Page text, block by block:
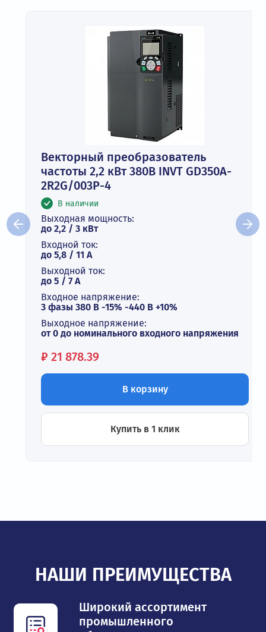
Векторный преобразователь
частоты 2,2 кВт 380В INVT GD350A-
2R2G/003P-4
В наличии
Выходная мощность:
до 2,2 / 3 кВт
Входной ток:
до 5,8 / 11 А
Выходной ток:
до 5 / 7 A
Входное напряжение:
3 фазы 380 В -15% -440 В +10%
Выходное напряжение:
от 0 до номинального входного напряжения
Цена:
₽ 21 878.39
В корзину
Купить в 1 клик
НАШИ ПРЕИМУЩЕСТВА
Широкий ассортимент
промышленного